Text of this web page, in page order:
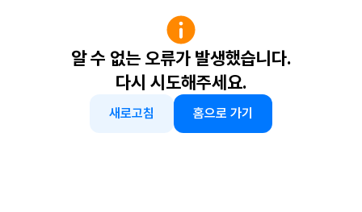
알 수 없는 오류가 발생했습니다.
다시 시도해주세요.
새로고침 홈으로 가기